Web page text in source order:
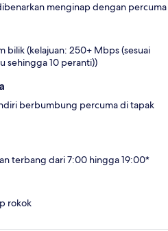
menginap dengan percuma
bilik (kelajuan: 250+ Mbps (sesuai
sehingga 10 peranti))
berbumbung percuma di tapak
terbang dari 7:00 hingga 19:00*
rokok